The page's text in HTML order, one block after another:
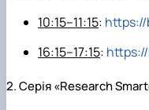
10:15–11:15: https://
16:15–17:15:
2. Cерія «Research